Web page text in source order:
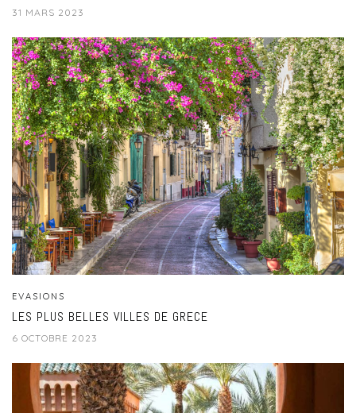
31 MARS 2023
EVASIONS
LES PLUS BELLES VILLES DE GRECE
6 OCTOBRE 2023